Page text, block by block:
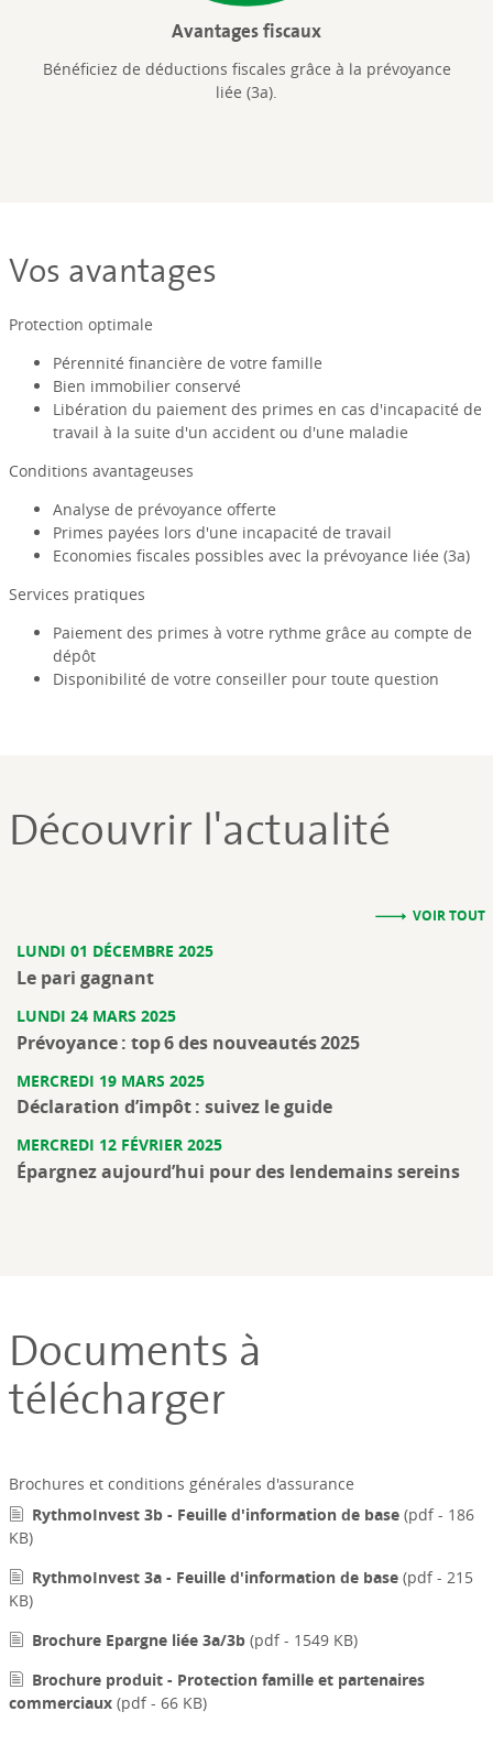
Avantages fiscaux
Bénéficiez de déductions fiscales grâce à la prévoyance
liée (3a).
Vos avantages
Protection optimale
Pérennité financière de votre famille
Bien immobilier conservé
Libération du paiement des primes en cas d'incapacité de
travail à la suite d'un accident ou d'une maladie
Conditions avantageuses
Analyse de prévoyance offerte
Primes payées lors d'une incapacité de travail
Economies fiscales possibles avec la prévoyance liée (3a)
Services pratiques
Paiement des primes à votre rythme grâce au compte de
dépôt
Disponibilité de votre conseiller pour toute question
Découvrir l'actualité
VOIR TOUT
LUNDI 01 DÉCEMBRE 2025
Le pari gagnant
LUNDI 24 MARS 2025
Prévoyance : top 6 des nouveautés 2025
MERCREDI 19 MARS 2025
Déclaration d’impôt : suivez le guide
MERCREDI 12 FÉVRIER 2025
Épargnez aujourd’hui pour des lendemains sereins
Documents à
télécharger
Brochures et conditions générales d'assurance
RythmoInvest 3b - Feuille d'information de base (pdf - 186
KB)
RythmoInvest 3a - Feuille d'information de base (pdf - 215
KB)
Brochure Epargne liée 3a/3b (pdf - 1549 KB)
Brochure produit - Protection famille et partenaires
commerciaux (pdf - 66 KB)